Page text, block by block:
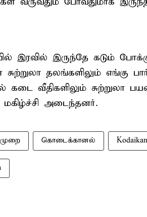
இருந்தே கடும்
தலங்களிலும் எங்கு
வீதிகளிலும் சுற்றுலா
மகிழ்ச்சி அடைந்தனர்.
கொடைக்கானல்